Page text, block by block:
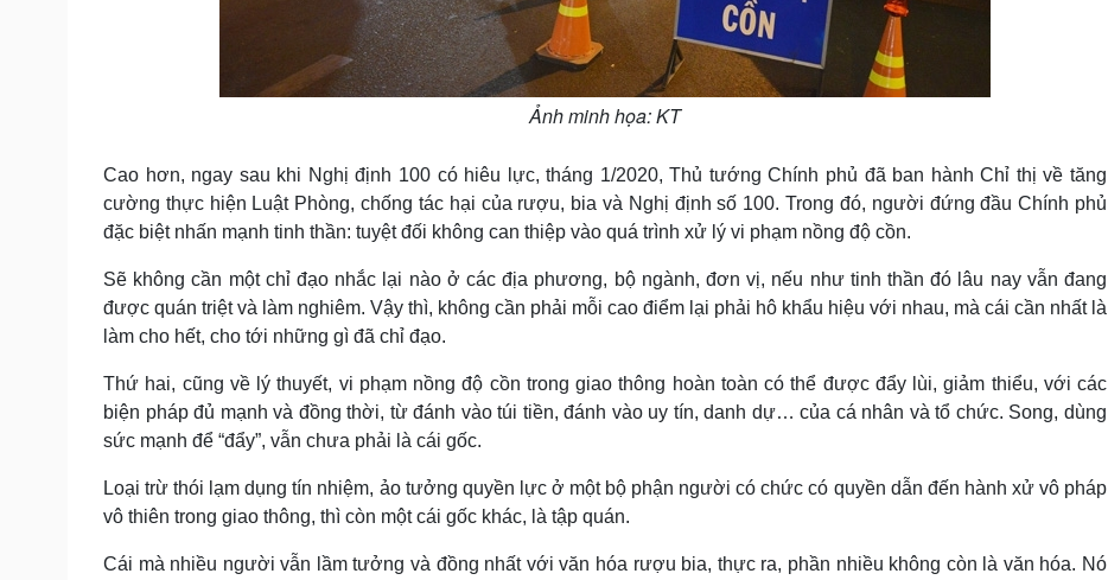
Ảnh minh họa: KT
Cao hơn, ngay sau khi Nghị định 100 có hiêu lực, tháng 1/2020, Thủ tướng Chính phủ đã ban hành Chỉ thị về tăng
cường thực hiện Luật Phòng, chống tác hại của rượu, bia và Nghị định số 100. Trong đó, người đứng đầu Chính phủ
đặc biệt nhấn mạnh tinh thần: tuyệt đối không can thiệp vào quá trình xử lý vi phạm nồng độ cồn.
Sẽ không cần một chỉ đạo nhắc lại nào ở các địa phương, bộ ngành, đơn vị, nếu như tinh thần đó lâu nay vẫn đang
được quán triệt và làm nghiêm. Vậy thì, không cần phải mỗi cao điểm lại phải hô khẩu hiệu với nhau, mà cái cần nhất là
làm cho hết, cho tới những gì đã chỉ đạo.
Thứ hai, cũng về lý thuyết, vi phạm nồng độ cồn trong giao thông hoàn toàn có thể được đẩy lùi, giảm thiểu, với các
biện pháp đủ mạnh và đồng thời, từ đánh vào túi tiền, đánh vào uy tín, danh dự… của cá nhân và tổ chức. Song, dùng
sức mạnh để “đẩy”, vẫn chưa phải là cái gốc.
Loại trừ thói lạm dụng tín nhiệm, ảo tưởng quyền lực ở một bộ phận người có chức có quyền dẫn đến hành xử vô pháp
vô thiên trong giao thông, thì còn một cái gốc khác, là tập quán.
Cái mà nhiều người vẫn lầm tưởng và đồng nhất với văn hóa rượu bia, thực ra, phần nhiều không còn là văn hóa. Nó